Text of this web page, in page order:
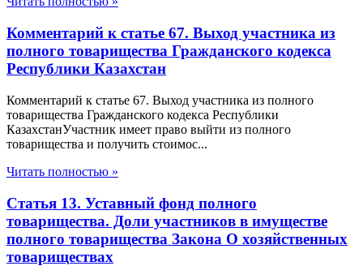
Комментарий к статье 67. Выход участника из
полного товарищества Гражданского кодекса
Республики Казахстан
Комментарий к статье 67. Выход участника из полного
товарищества Гражданского кодекса Республики
КазахстанУчастник имеет право выйти из полного
товарищества и получить стоимос...
Читать полностью »
Статья 13. Уставный фонд полного
товарищества. Доли участников в имуществе
полного товарищества Закона О хозяйственных
товариществах